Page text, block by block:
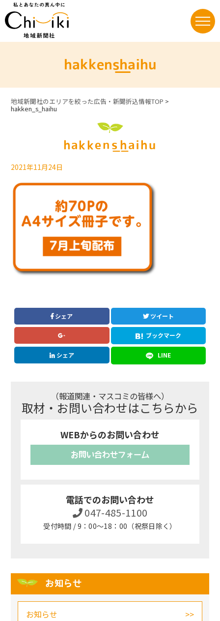
hakken_s_haihu
地域新聞社のエリアを絞った広告・新聞折込情報TOP >
hakken_s_haihu
hakken_s_haihu
2021年11月24日
シェア ツイート
ブックマーク
シェア LINE
（報道関連・マスコミの皆様へ）
取材・お問い合わせはこちらから
WEBからのお問い合わせ
お問い合わせフォーム
電話でのお問い合わせ
047-485-1100
受付時間 / 9：00～18：00（祝祭日除く）
お知らせ
お知らせ